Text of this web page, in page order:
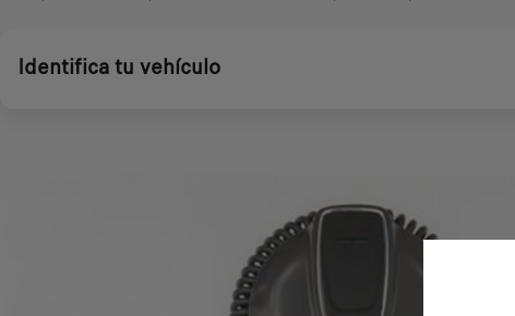
Identifica tu vehículo